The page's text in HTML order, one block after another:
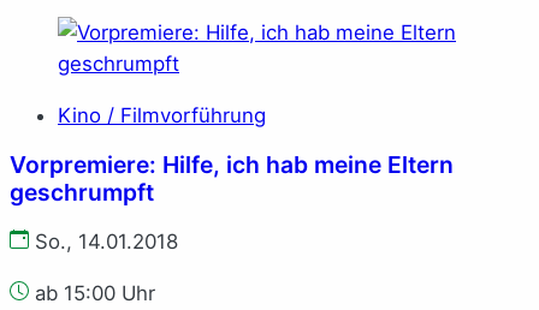
Kino / Filmvorführung
Vorpremiere: Hilfe, ich hab meine Eltern
geschrumpft
So., 14.01.2018
ab 15:00 Uhr